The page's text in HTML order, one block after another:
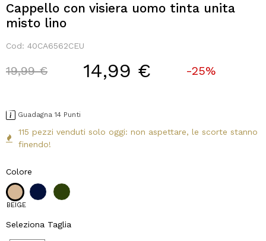
Cappello con visiera uomo tinta unita
misto lino
Cod: 40CA6562CEU
Price reduced from
19,99 €to 14,99 € -25%
Guadagna 14 Punti
115 pezzi venduti solo oggi: non aspettare, le scorte stanno
finendo!
Colore
BEIGE
Seleziona Taglia